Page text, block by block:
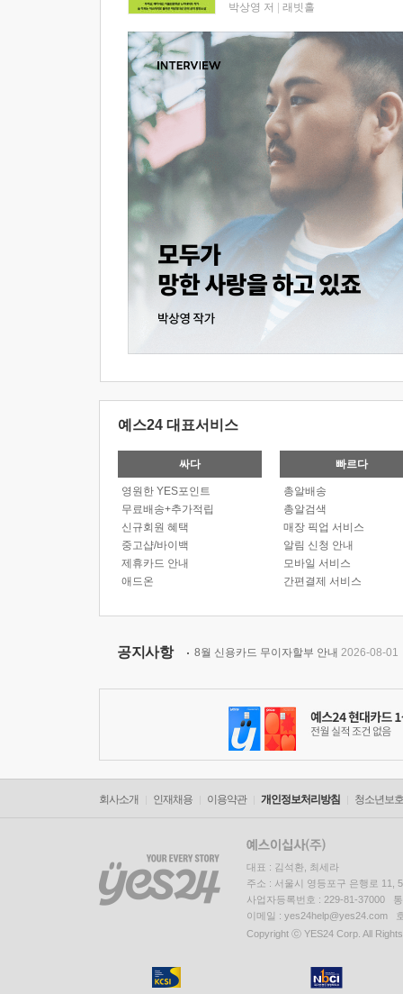
박상영 저 래빗홀
예스24 대표서비스
싸다
영원한 YES포인트
무료배송+추가적립
신규회원 혜택
중고샵/바이백
제휴카드 안내
애드온
빠르다
총알배송
총알검색
매장 픽업 서비스
알림 신청 안내
모바일 서비스
간편결제 서비스
공지사항 8월 신용카드 무이자할부 안내 2026-08-01
회사소개 인재채용 이용약관 개인정보처리방침 청소년보
대표 : 김석환, 최세라
주소 : 서울시 영등포구 은행로 11,
사업자등록번호 : 229-81-37000
이메일 : yes24help@yes24.com
Copyright ⓒ YES24 Corp. All